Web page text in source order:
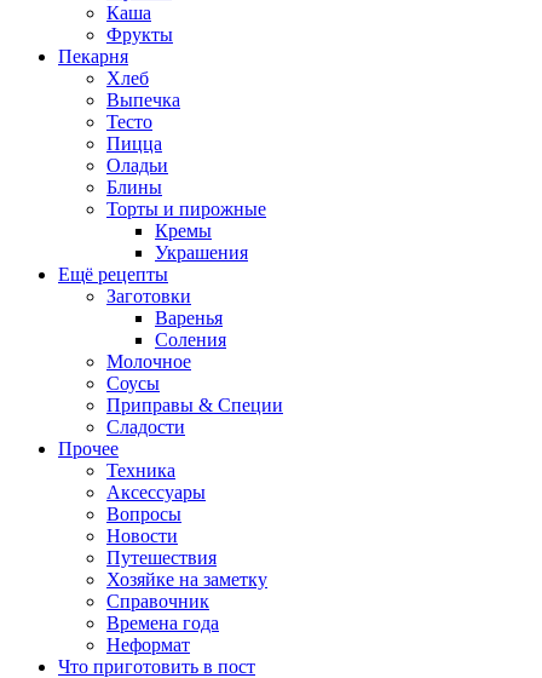
Каша
Фрукты
Пекарня
Хлеб
Выпечка
Тесто
Пицца
Оладьи
Блины
Торты и пирожные
Кремы
Украшения
Ещё рецепты
Заготовки
Варенья
Соления
Молочное
Соусы
Приправы & Специи
Сладости
Прочее
Техника
Аксессуары
Вопросы
Новости
Путешествия
Хозяйке на заметку
Справочник
Времена года
Неформат
Что приготовить в пост